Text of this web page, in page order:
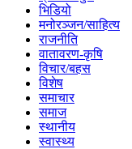
भिडियो
मनोरञ्जन/साहित्य
राजनीति
वातावरण-कृषि
विचार/बहस
विशेष
समाचार
समाज
स्थानीय
स्वास्थ्य